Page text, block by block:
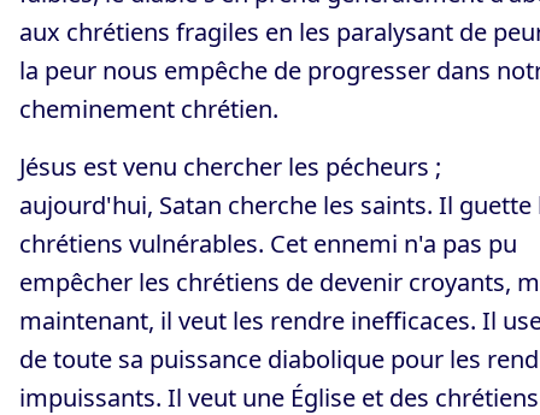
aux chrétiens fragiles en les paralysant de
la peur nous empêche de progresser dans
cheminement chrétien.
Jésus est venu chercher les pécheurs ;
aujourd'hui, Satan cherche les saints. Il guette
chrétiens vulnérables. Cet ennemi n'a pas pu
empêcher les chrétiens de devenir croyants,
maintenant, il veut les rendre inefficaces. Il
de toute sa puissance diabolique pour les
impuissants. Il veut une Église et des chrétiens